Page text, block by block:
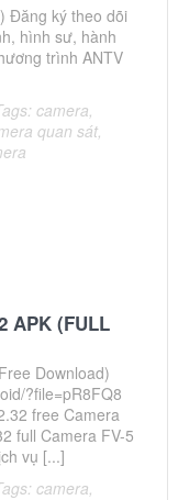
Đăng ký theo dõi
hình sư, hành
trình ANTV
camera
quan sát
APK (FULL
Download)
?file=pR8FQ8
free Camera
full Camera FV-5
vụ [...]
camera